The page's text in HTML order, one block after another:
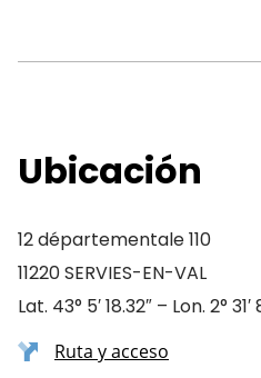
Ubicación
12 départementale 110
11220 SERVIES-EN-VAL
Lat. 43° 5′ 18.32″ – Lon. 2° 31′
Ruta y acceso